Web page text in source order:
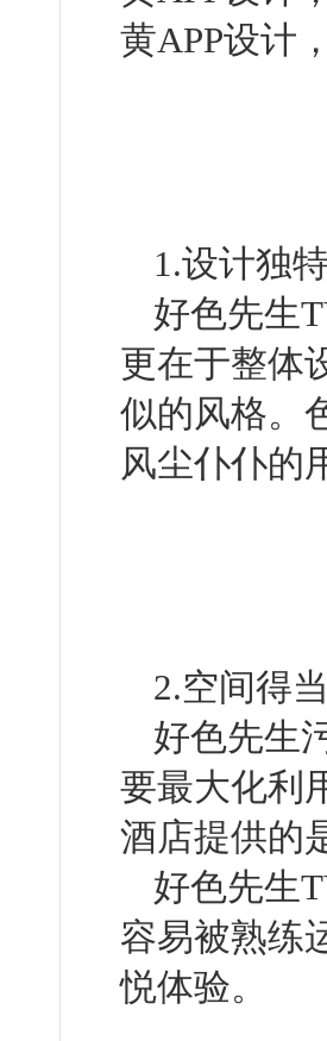
黄APP设计
1.设计独
好色先生
更在于整体
似的风格
风尘仆仆的
2.空间得
好色先生
要最大化利
酒店提供的是
好色先生
容易被熟练
悦体验。